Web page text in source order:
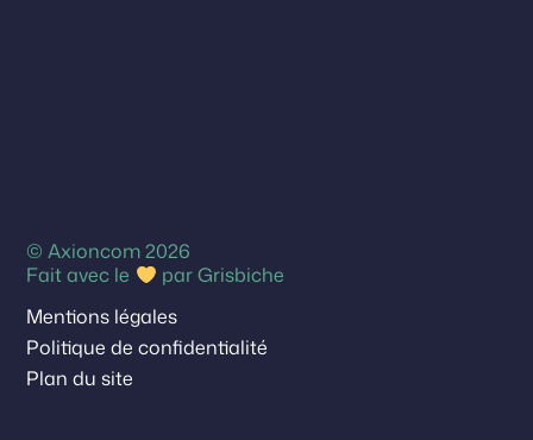
© Axioncom 2026
Fait avec le
parGrisbiche
Mentions légales
Politique de confidentialité
Plan du site